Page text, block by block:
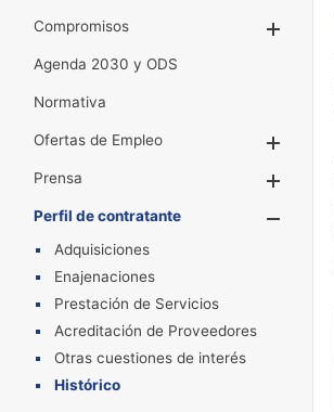
Compromisos
Agenda 2030 y ODS
Normativa
Ofertas de Empleo
Prensa
Perfil de contratante
Adquisiciones
Enajenaciones
Prestación de Servicios
Acreditación de Proveedores
Otras cuestiones de interés
Histórico